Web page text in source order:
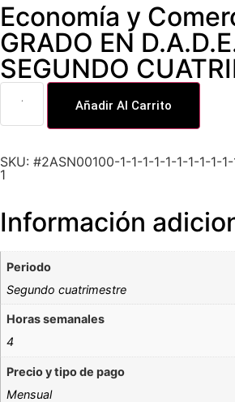
Economía y
GRADO EN
SEGUNDO
Añadir Al Carrito
SKU: #2ASN00100-1-1-1-1-1-1-1-1-1-
1
Información
Periodo
Segundo cuatrimestre
Horas semanales
4
Precio y tipo de pago
Mensual